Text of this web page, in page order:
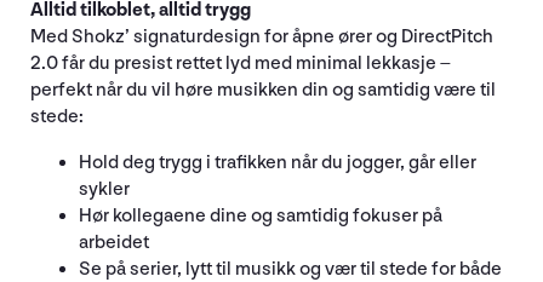
Alltid tilkoblet, alltid trygg
Med Shokz’ signaturdesign for åpne ører og DirectPitch
2.0 får du presist rettet lyd med minimal lekkasje –
perfekt når du vil høre musikken din og samtidig være til
stede:
Hold deg trygg i trafikken når du jogger, går eller
sykler
Hør kollegaene dine og samtidig fokuser på
arbeidet
Se på serier, lytt til musikk og vær til stede for både